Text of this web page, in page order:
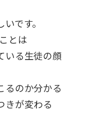
です。
とは
いる生徒の顔
るのか分かる
きが変わる